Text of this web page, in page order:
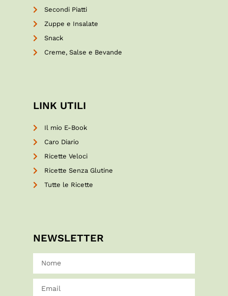
Secondi Piatti
Zuppe e Insalate
Snack
Creme, Salse e Bevande
LINK UTILI
Il mio E-Book
Caro Diario
Ricette Veloci
Ricette Senza Glutine
Tutte le Ricette
NEWSLETTER